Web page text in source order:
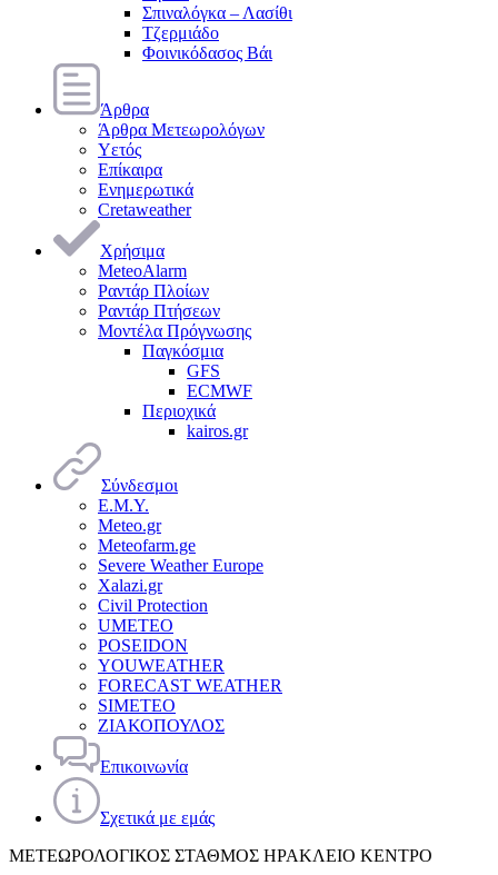
Σπιναλόγκα – Λασίθι
Τζερμιάδο
Φοινικόδασος Βάι
Άρθρα
Άρθρα Μετεωρολόγων
Υετός
Επίκαιρα
Ενημερωτικά
Cretaweather
Χρήσιμα
MeteoAlarm
Ραντάρ Πλοίων
Ραντάρ Πτήσεων
Μοντέλα Πρόγνωσης
Παγκόσμια
GFS
ECMWF
Περιοχικά
kairos.gr
Σύνδεσμοι
Ε.Μ.Υ.
Meteo.gr
Meteofarm.ge
Severe Weather Europe
Xalazi.gr
Civil Protection
UMETEO
POSEIDON
YOUWEATHER
FORECAST WEATHER
SIMETEO
ΖΙΑΚΟΠΟΥΛΟΣ
Επικοινωνία
Σχετικά με εμάς
ΜΕΤΕΩΡΟΛΟΓΙΚΟΣ ΣΤΑΘΜΟΣ ΗΡΑΚΛΕΙΟ ΚΕΝΤΡΟ